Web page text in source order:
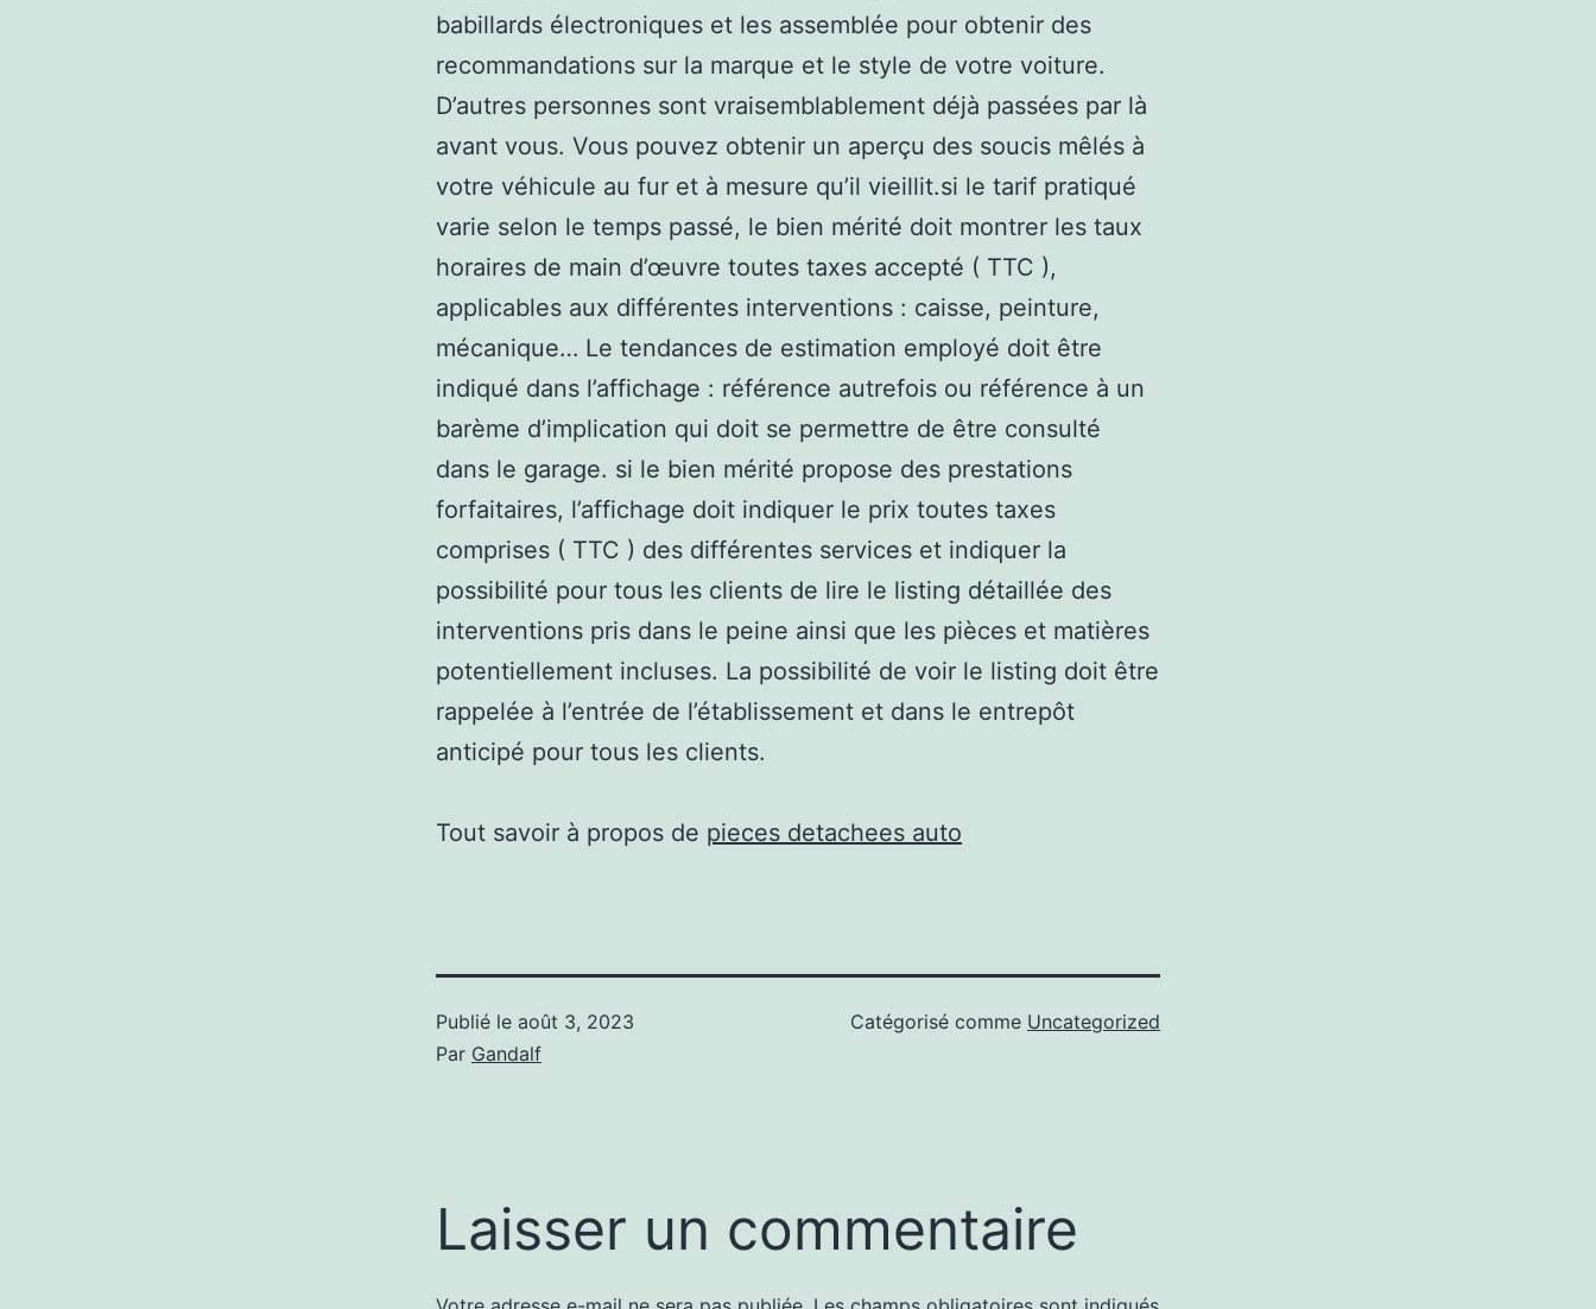
babillards électroniques et les assemblée pour obtenir des
recommandations sur la marque et le style de votre voiture.
D’autres personnes sont vraisemblablement déjà passées par là
avant vous. Vous pouvez obtenir un aperçu des soucis mêlés à
votre véhicule au fur et à mesure qu’il vieillit.si le tarif pratiqué
varie selon le temps passé, le bien mérité doit montrer les taux
horaires de main d’œuvre toutes taxes accepté ( TTC ),
applicables aux différentes interventions : caisse, peinture,
mécanique… Le tendances de estimation employé doit être
indiqué dans l’affichage : référence autrefois ou référence à un
barème d’implication qui doit se permettre de être consulté
dans le garage. si le bien mérité propose des prestations
forfaitaires, l’affichage doit indiquer le prix toutes taxes
comprises ( TTC ) des différentes services et indiquer la
possibilité pour tous les clients de lire le listing détaillée des
interventions pris dans le peine ainsi que les pièces et matières
potentiellement incluses. La possibilité de voir le listing doit être
rappelée à l’entrée de l’établissement et dans le entrepôt
anticipé pour tous les clients.
Tout savoir à propos de pieces detachees auto
Publié le août 3, 2023
Par Gandalf
Catégorisé comme Uncategorized
Laisser un commentaire